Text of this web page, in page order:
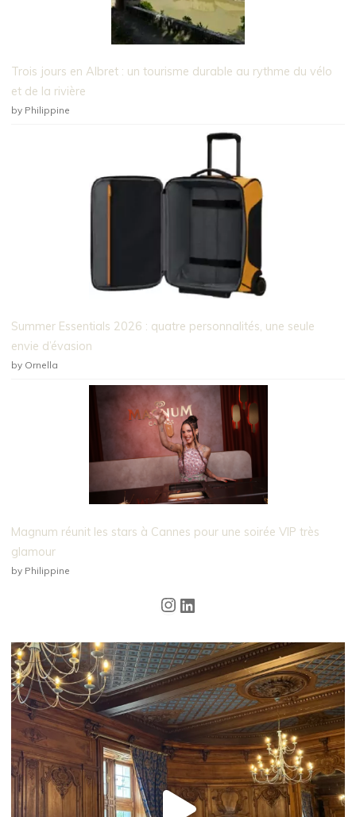
Trois jours en Albret : un tourisme durable au rythme du vélo
et de la rivière
by Philippine
Summer Essentials 2026 : quatre personnalités, une seule
envie d’évasion
by Ornella
Magnum réunit les stars à Cannes pour une soirée VIP très
glamour
by Philippine
Instagram
LinkedIn